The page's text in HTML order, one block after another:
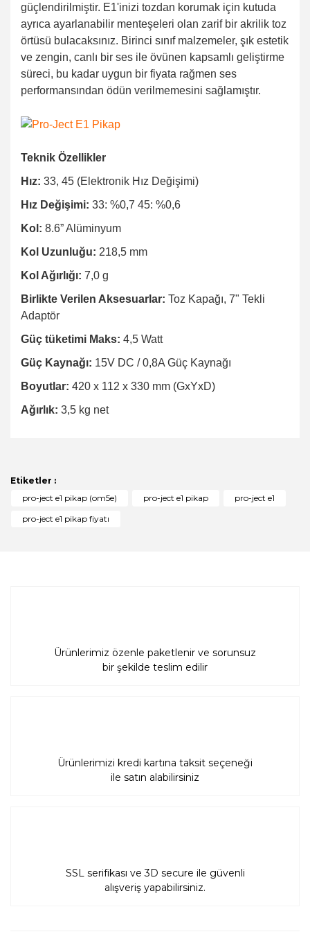
güçlendirilmiştir. E1'inizi tozdan korumak için kutuda
ayrıca ayarlanabilir menteşeleri olan zarif bir akrilik toz
örtüsü bulacaksınız. Birinci sınıf malzemeler, şık estetik
ve zengin, canlı bir ses ile övünen kapsamlı geliştirme
süreci, bu kadar uygun bir fiyata rağmen ses
performansından ödün verilmemesini sağlamıştır.
Teknik Özellikler
Hız: 33, 45 (Elektronik Hız Değişimi)
Hız Değişimi: 33: %0,7 45: %0,6
Kol: 8.6” Alüminyum
Kol Uzunluğu: 218,5 mm
Kol Ağırlığı: 7,0 g
Birlikte Verilen Aksesuarlar: Toz Kapağı, 7" Tekli
Adaptör
Güç tüketimi Maks: 4,5 Watt
Güç Kaynağı: 15V DC / 0,8A Güç Kaynağı
Boyutlar: 420 x 112 x 330 mm (GxYxD)
Ağırlık: 3,5 kg net
Yorum Yaz
Etiketler :
pro-ject e1 pikap (om5e)
pro-ject e1 pikap
pro-ject e1
pro-ject e1 pikap fiyatı
Ürünlerimiz özenle paketlenir ve sorunsuz
bir şekilde teslim edilir
Ürünlerimizi kredi kartına taksit seçeneği
ile satın alabilirsiniz
SSL serifikası ve 3D secure ile güvenli
alışveriş yapabilirsiniz.